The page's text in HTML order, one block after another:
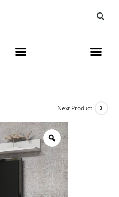
Next Product